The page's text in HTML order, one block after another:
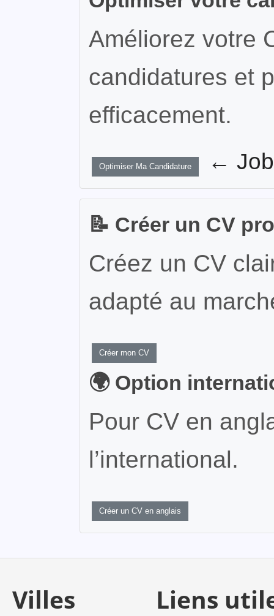
Améliorez votre
candidatures et
efficacement.
Optimiser Ma Candidature ←
📝 Créer un CV
Créez un CV
adapté au
Créer mon CV
🌍 Option
Pour CV en
l’international.
Créer un CV en anglais
Villes
Liens